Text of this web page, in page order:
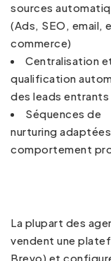
sources
(Ads, SEO, email,
commerce)
Centralisation
qualification
des leads entrants
Séquences de
nurturing
comportement
La plupart des
vendent une
Brevo) et